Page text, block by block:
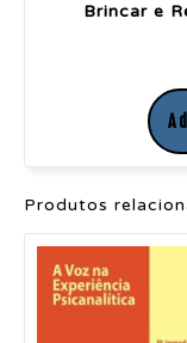
Brincar e
Produtos